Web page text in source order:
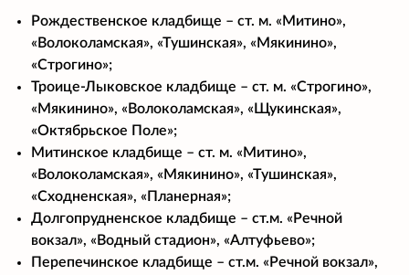
Рождественское кладбище – ст. м. «Митино»,
«Волоколамская», «Тушинская», «Мякинино»,
«Строгино»;
Троице-Лыковское кладбище – ст. м. «Строгино»,
«Мякинино», «Волоколамская», «Щукинская»,
«Октябрьское Поле»;
Митинское кладбище – ст. м. «Митино»,
«Волоколамская», «Мякинино», «Тушинская»,
«Сходненская», «Планерная»;
Долгопрудненское кладбище – ст.м. «Речной
вокзал», «Водный стадион», «Алтуфьево»;
Перепечинское кладбище – ст.м. «Речной вокзал»,